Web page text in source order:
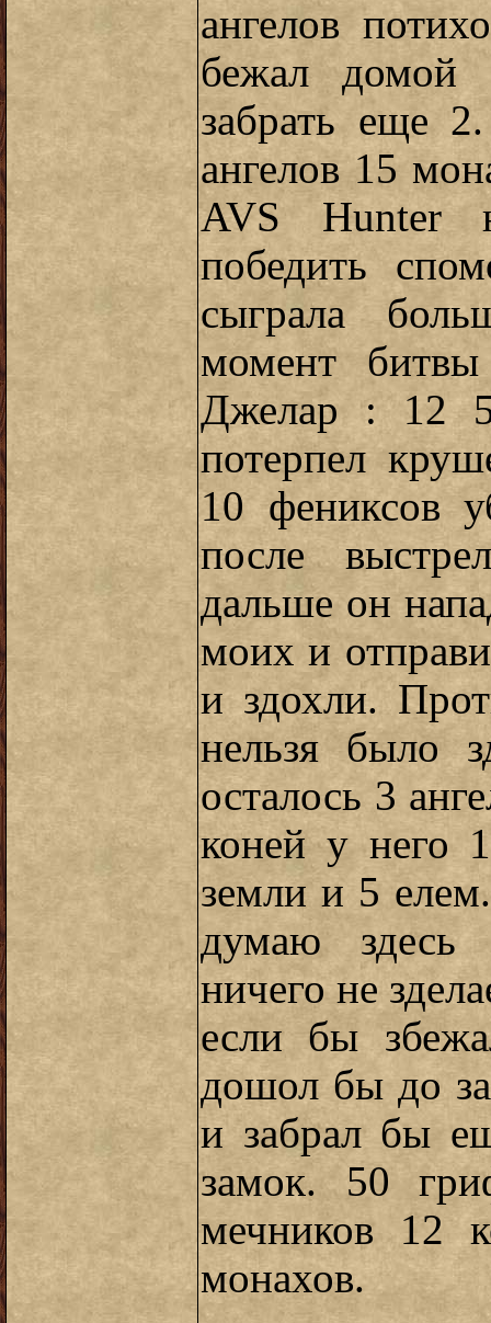
ангелов
бежал домой
забрать еще
ангелов 15
AVS Hunter
победить
сыграла
момент
Джелар : 12
потерпел
10 фениксов
после
дальше он
моих и
и здохли.
нельзя было
осталось 3
коней у него
земли и 5
думаю здесь
ничего не
если бы
дошол бы до
и забрал бы
замок. 50
мечников 12
монахов.